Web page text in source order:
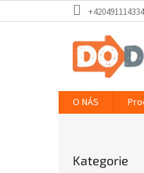
na
+420491114334
O NÁS
kategorie
Kategorie